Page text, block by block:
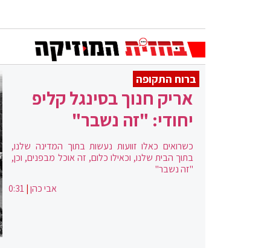
ברוח התקופה
אריק חנוך בסינגל קליפ
יחודי: "זה נשבר"
כשרואים כאלו זוועות נעשות בתוך המדינה שלנו,
בתוך הבית שלנו, וכאילו כלום, זה אוכל מבפנים, וכן,
"זה נשבר"
אבי כהן|
0:31